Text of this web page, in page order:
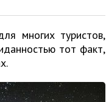
многих туристов,
тот факт,